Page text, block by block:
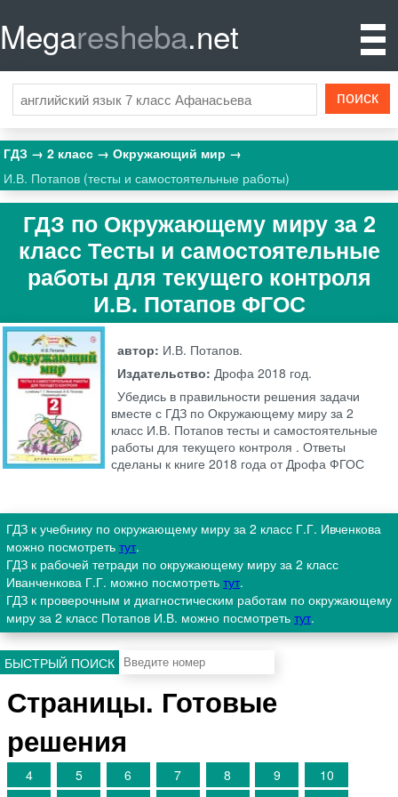
Megaresheba.net
ГДЗ 2 класс
Окружающий мир
И.В. Потапов (тесты и самостоятельные работы)
ГДЗ по Окружающему миру за 2
класс Тесты и самостоятельные
работы для текущего контроля
И.В. Потапов ФГОС
автор: И.В. Потапов.
Издательство:Дрофа 2018 год.
Убедись в правильности решения задачи
вместе с ГДЗ по Окружающему миру за 2
класс И.В. Потапов тесты и самостоятельные
работы для текущего контроля . Ответы
сделаны к книге 2018 года от Дрофа ФГОС
ГДЗ к учебнику по окружающему миру за 2 класс Г.Г. Ивченкова
можно посмотреть тут.
ГДЗ к рабочей тетради по окружающему миру за 2 класс
Иванченкова Г.Г. можно посмотреть тут.
ГДЗ к проверочным и диагностическим работам по окружающему
миру за 2 класс Потапов И.В. можно посмотреть тут.
БЫСТРЫЙ ПОИСК
Страницы. Готовые
решения
4 5 6 7 8 9
10